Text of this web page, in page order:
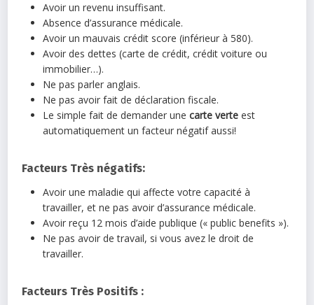
Avoir un revenu insuffisant.
Absence d’assurance médicale.
Avoir un mauvais crédit score (inférieur à 580).
Avoir des dettes (carte de crédit, crédit voiture ou
immobilier…).
Ne pas parler anglais.
Ne pas avoir fait de déclaration fiscale.
Le simple fait de demander une carte verte est
automatiquement un facteur négatif aussi!
Facteurs Très négatifs:
Avoir une maladie qui affecte votre capacité à
travailler, et ne pas avoir d’assurance médicale.
Avoir reçu 12 mois d’aide publique (« public benefits »).
Ne pas avoir de travail, si vous avez le droit de
travailler.
Facteurs Très Positifs :